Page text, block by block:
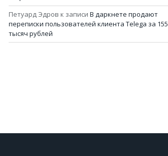
Петуард Эдров к записи В даркнете продают
переписки пользователей клиента Telega за 155
тысяч рублей